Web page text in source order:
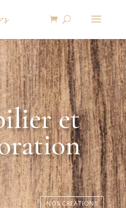
et
NOS CREATIONS